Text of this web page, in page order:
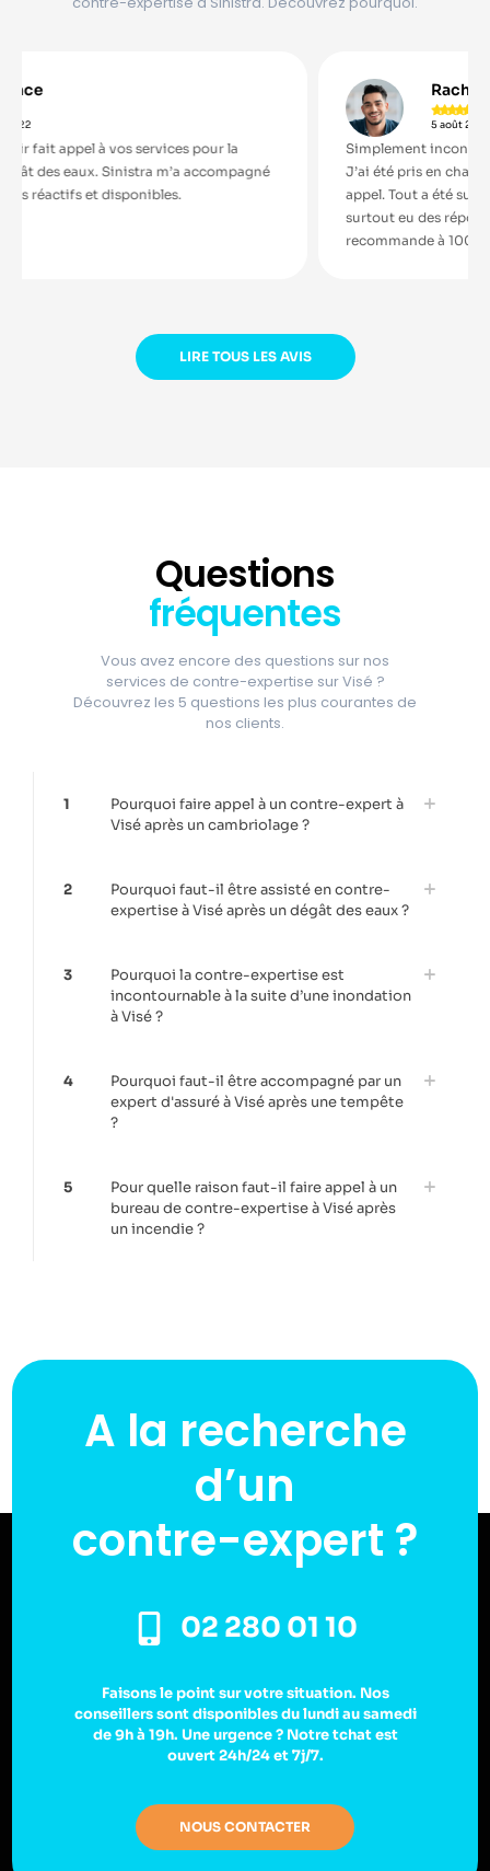
pour la
accompagné
Simplement incontournable ! Je ne ferais plus
J’ai été pris en charge sérieusement dès mon
appel. Tout a été super rapide. J’ai été
surtout eu des réponses claires et un support
LIRE TOUS LES AVIS
Questions
fréquentes
Vous avez encore des questions sur nos
services de contre-expertise sur Visé ?
Découvrez les 5 questions les plus courantes de
nos clients.
1
Pourquoi faire appel à un contre-expert à
Visé après un cambriolage ?
2
Pourquoi faut-il être assisté en contre-
expertise à Visé après un dégât des eaux ?
3
Pourquoi la contre-expertise est
incontournable à la suite d’une inondation
à Visé ?
4
Pourquoi faut-il être accompagné par un
expert d'assuré à Visé après une tempête
?
5
Pour quelle raison faut-il faire appel à un
bureau de contre-expertise à Visé après
un incendie ?
A la recherche
d’un
contre-expert ?
02 280 01 10
Faisons le point sur votre situation. Nos
conseillers sont disponibles du lundi au samedi
de 9h à 19h. Une urgence ? Notre tchat est
ouvert 24h/24 et 7j/7.
NOUS CONTACTER